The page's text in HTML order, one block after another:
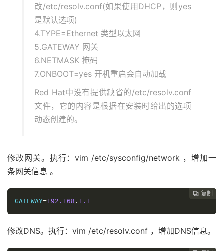
改/etc/resolv.conf(如果使用DHCP，则yes
是默认选项)
4.TYPE=Ethernet 类型以太网
5.GATEWAY 网关
6.NETMASK 掩码
7.ONBOOT=yes 开机重启会自动加载
Red Hat中没有提供缺省的/etc/resolv.conf
文件，它的内容是根据在安装时给出的选项
动态创建的。
修改网关。执行：vim /etc/sysconfig/network ，增加一
条网关信息 。
 复制
 复制
 复制
 复制
GATEWAY=192.168 . 1.1
修改DNS。执行：vim /etc/resolv.conf ，增加DNS信息。